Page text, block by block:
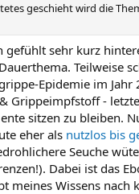
geschieht wird die
sehr kurz
Teilweise
Epidemie im Jahr
Grippeimpfstoff -
sitzen zu bleiben.
eher als nutzlos bis
Seuche
Dabei ist das
meines Wissens nach